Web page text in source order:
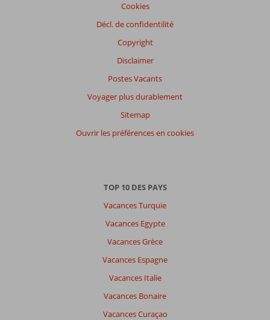
Cookies
Décl. de confidentilité
Copyright
Disclaimer
Postes Vacants
Voyager plus durablement
Sitemap
Ouvrir les préférences en cookies
TOP 10 DES PAYS
Vacances Turquie
Vacances Egypte
Vacances Grèce
Vacances Espagne
Vacances Italie
Vacances Bonaire
Vacances Curaçao